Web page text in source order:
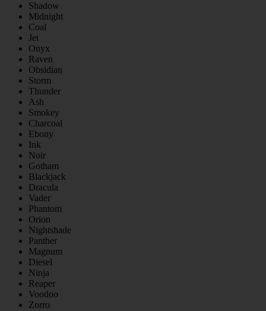
Shadow
Midnight
Coal
Jet
Onyx
Raven
Obsidian
Storm
Thunder
Ash
Smokey
Charcoal
Ebony
Ink
Noir
Gotham
Blackjack
Dracula
Vader
Phantom
Orion
Nightshade
Panther
Magnum
Diesel
Ninja
Reaper
Voodoo
Zorro